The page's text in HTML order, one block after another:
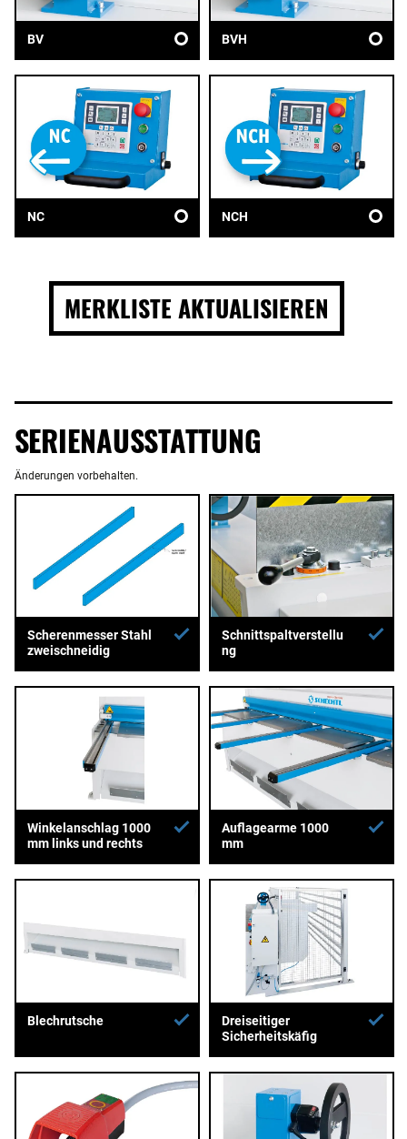
BV BVH
NC NCH
MERKLISTE AKTUALISIEREN
SERIENAUSSTATTUNG
Änderungen vorbehalten.
Scherenmesser Stahl
zweischneidig
Schnittspaltverstellu
ng
Winkelanschlag 1000
mm links und rechts
Auflagearme 1000
mm
Blechrutsche
Dreiseitiger
Sicherheitskäfig